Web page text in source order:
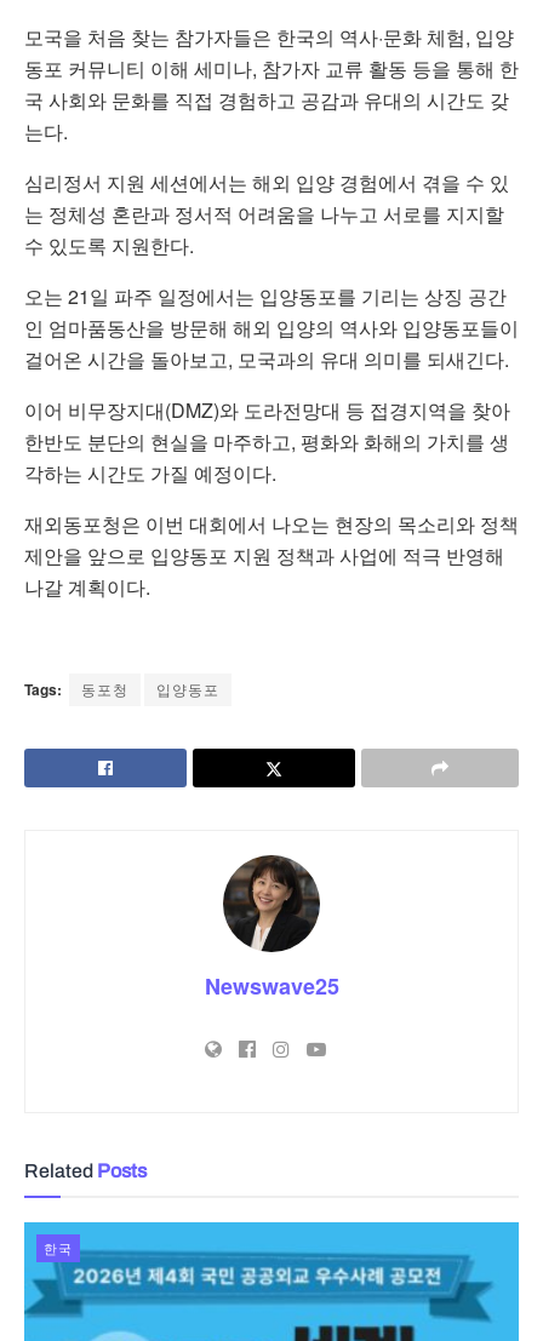
모국을 처음 찾는 참가자들은 한국의 역사·문화 체험, 입양
동포 커뮤니티 이해 세미나, 참가자 교류 활동 등을 통해 한
국 사회와 문화를 직접 경험하고 공감과 유대의 시간도 갖
는다.
심리정서 지원 세션에서는 해외 입양 경험에서 겪을 수 있
는 정체성 혼란과 정서적 어려움을 나누고 서로를 지지할
수 있도록 지원한다.
오는 21일 파주 일정에서는 입양동포를 기리는 상징 공간
인 엄마품동산을 방문해 해외 입양의 역사와 입양동포들이
걸어온 시간을 돌아보고, 모국과의 유대 의미를 되새긴다.
이어 비무장지대(DMZ)와 도라전망대 등 접경지역을 찾아
한반도 분단의 현실을 마주하고, 평화와 화해의 가치를 생
각하는 시간도 가질 예정이다.
재외동포청은 이번 대회에서 나오는 현장의 목소리와 정책
제안을 앞으로 입양동포 지원 정책과 사업에 적극 반영해
나갈 계획이다.
Tags: 동포청 입양동포
Newswave25
Related Posts
한국